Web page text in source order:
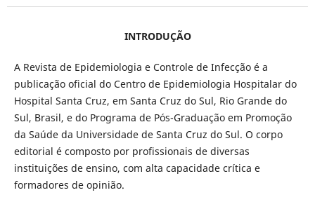
INTRODUÇÃO
A Revista de Epidemiologia e Controle de Infecção é a
publicação oficial do Centro de Epidemiologia Hospitalar do
Hospital Santa Cruz, em Santa Cruz do Sul, Rio Grande do
Sul, Brasil, e do Programa de Pós-Graduação em Promoção
da Saúde da Universidade de Santa Cruz do Sul. O corpo
editorial é composto por profissionais de diversas
instituições de ensino, com alta capacidade crítica e
formadores de opinião.